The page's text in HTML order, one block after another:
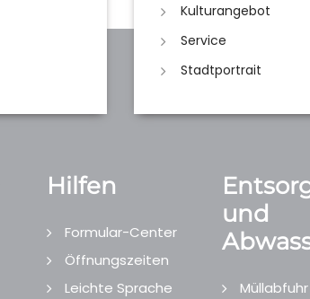
Kulturangebot
Service
Stadtportrait
Hilfen
Formular-Center
Öffnungszeiten
Leichte Sprache
und